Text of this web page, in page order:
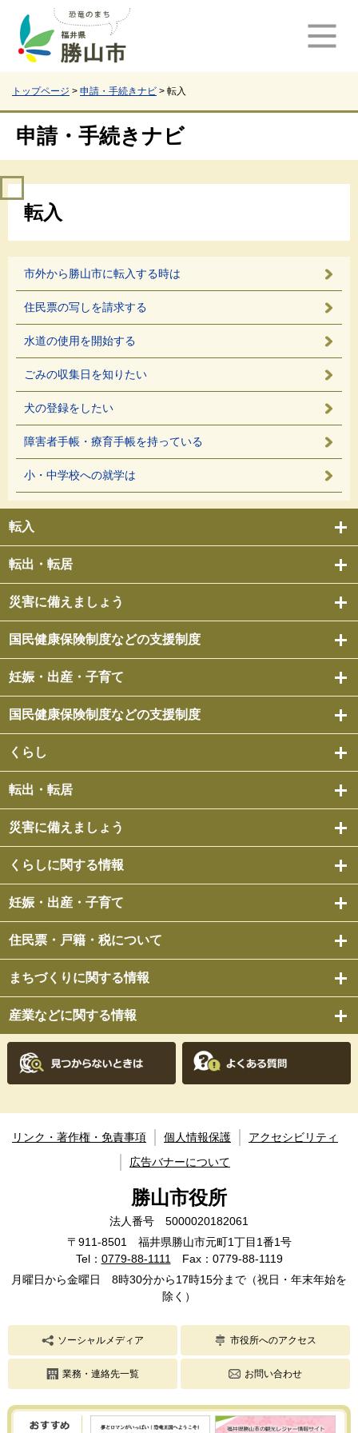
で
ば
本
文
トップページ > 申請・手続きナビ > 転入
申請・手続きナビ
転入
転出・転居
災害に備えましょう
国民健康保険制度などの支援制度
妊娠・出産・子育て
国民健康保険制度などの支援制度
くらし
転出・転居
災害に備えましょう
くらしに関する情報
妊娠・出産・子育て
住民票・戸籍・税について
まちづくりに関する情報
産業などに関する情報
転入
市外から勝山市に転入する時は
住民票の写しを請求する
水道の使用を開始する
ごみの収集日を知りたい
犬の登録をしたい
障害者手帳・療育手帳を持っている
小・中学校への就学は
リンク・著作権・免責事項 個人情報保護
アクセシビリティ
広告バナーについて
勝山市役所
法人番号 5000020182061
〒911-8501 福井県勝山市元町1丁目1番1号
Tel： 0779-88-1111
Fax：0779-88-1119
月曜日から金曜日 8時30分から17時15分まで（祝日・年末年始を
除く）
ソーシャルメディア 市役所へのアクセス
業務・連絡先一覧 お問い合わせ